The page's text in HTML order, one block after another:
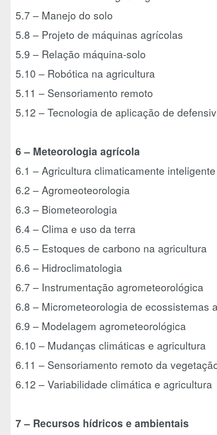
5.7 – Manejo do solo
5.8 – Projeto de máquinas agrícolas
5.9 – Relação máquina-solo
5.10 – Robótica na agricultura
5.11 – Sensoriamento remoto
5.12 – Tecnologia de aplicação de
6 – Meteorologia agrícola
6.1 – Agricultura climaticamente
6.2 – Agromeoteorologia
6.3 – Biometeorologia
6.4 – Clima e uso da terra
6.5 – Estoques de carbono na agricultura
6.6 – Hidroclimatologia
6.7 – Instrumentação agrometeorológica
6.8 – Micrometeorologia de ecossistemas
6.9 – Modelagem agrometeorológica
6.10 – Mudanças climáticas e agricultura
6.11 – Sensoriamento remoto da
6.12 – Variabilidade climática e agricultura
7 – Recursos hídricos e ambientais